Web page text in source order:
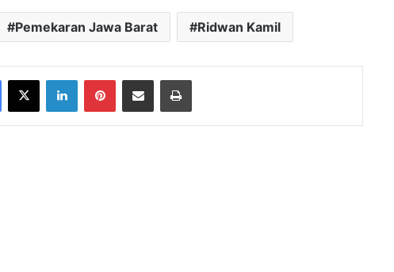
Pemekaran Jawa Barat Ridwan Kamil
Facebook
X LinkedInPinterestShare via Email Print